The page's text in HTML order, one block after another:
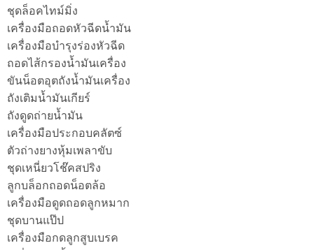
ชุดล็อคไทม์มิ่ง
เครื่องมือถอดหัวฉีดน้ำมัน
เครื่องมือบำรุงร่องหัวฉีด
ถอดไส้กรองน้ำมันเครื่อง
ขันน็อตอุตถังน้ำมันเครื่อง
ถังเติมน้ำมันเกียร์
ถังดูดถ่ายน้ำมัน
เครื่องมือประกอบคลัตซ์
ตัวถ่างยางหุ้มเพลาขับ
ชุดเหนี่ยวโช๊คสปริง
ลูกบล็อกถอดน็อตล้อ
เครื่องมือดูดถอดลูกหมาก
ชุดบานแป๊ป
เครื่องมือกดลูกสูบเบรค